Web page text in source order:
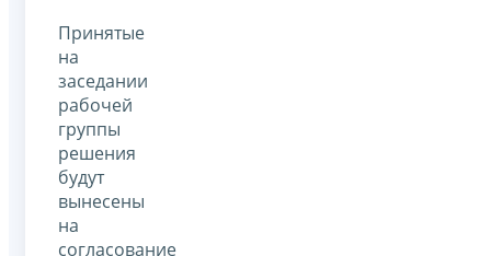
Принятые
на
заседании
рабочей
группы
решения
будут
вынесены
на
согласование